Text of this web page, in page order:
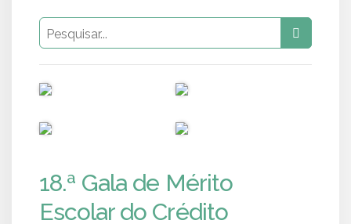
18.ª Gala de Mérito
Escolar do Crédito